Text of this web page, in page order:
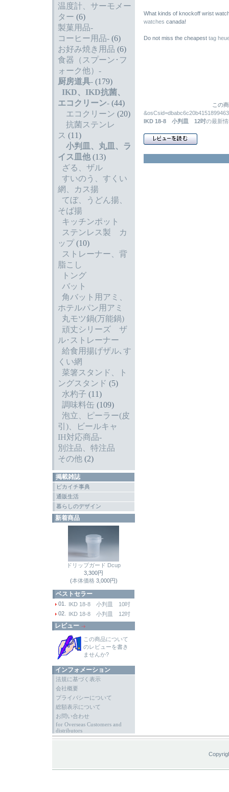
温度計、サーモメー
ター (6)
製菓用品-
コーヒー用品- (6)
お好み焼き用品 (6)
食器（スプーン･フ
ォーク他）-
厨房道具- (179)
IKD、IKD抗菌、
エコクリーン- (44)
エコクリーン (20)
抗菌ステンレ
ス (11)
小判皿、丸皿、ラ
イス皿他(13)
ざる、ザル
すいのう、すくい
網、カス揚
てぼ、うどん揚、
そば揚
キッチンポット
ステンレス製 カ
ップ(10)
ストレーナー、背
脂こし
トング
バット
角バット用アミ、
ホテルパン用アミ
丸モツ鍋(万能鍋)
頑丈シリーズ ザ
ル･ストレーナー
給食用揚げザル､す
くい網
菜箸スタンド、ト
ングスタンド (5)
水杓子 (11)
調味料缶 (109)
泡立、ピーラー(皮
引)、ビールキャ
IH対応商品-
別注品、特注品
その他 (2)
掲載雑誌
ピカイチ事典
通販生活
暮らしのデザイン
新着商品
ドリップガード Dcup
3,300円
(本体価格3,000円)
ベストセラー
01.
IKD 18-8 小判皿 10吋
02.
IKD 18-8 小判皿 12吋
レビュー
この商品について
のレビューを書き
ませんか?
インフォメーション
法規に基づく表示
会社概要
プライバシーについて
総額表示について
お問い合わせ
for Overseas Customers and
distributors
What kinds of knockoff wrist
watches canada!
Do not miss the cheapest tag
この
IKD 18-8 小判皿 12吋の最新